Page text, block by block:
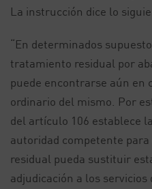
La instrucción dice lo
“En determinados
tratamiento residual por
puede encontrarse aún en
ordinario del mismo. Por
del artículo 106 establece
autoridad competente
residual pueda sustituir
adjudicación a los servicios